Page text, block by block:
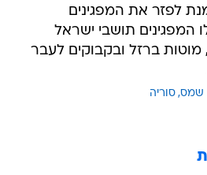
לפזר את המפגינים
המפגינים תושבי ישראל
מוטות ברזל ובקבוקים לעבר
שמס סוריה